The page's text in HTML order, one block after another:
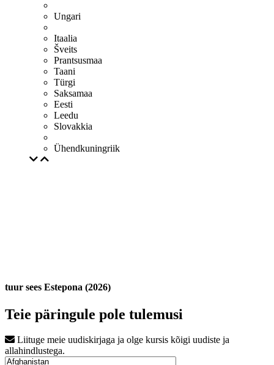
Ungari
Itaalia
Šveits
Prantsusmaa
Taani
Türgi
Saksamaa
Eesti
Leedu
Slovakkia
Ühendkuningriik
tuur sees Estepona (2026)
Teie päringule pole tulemusi
Liituge meie uudiskirjaga ja olge kursis kõigi uudiste ja
allahindlustega.